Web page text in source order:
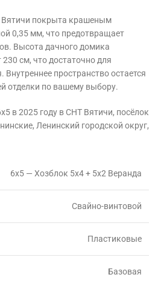
покрыта крашеным
0,35 мм, что предотвращает
Высота дачного домика
см, что достаточно для
пространство остается
отделки по вашему выбору.
в 2025 году в СНТ Вятичи, посёлок
Ленинский городской округ,
6х5 — Хозблок 5х4 + 5х2 Веранда
Свайно-винтовой
Пластиковые
Базовая